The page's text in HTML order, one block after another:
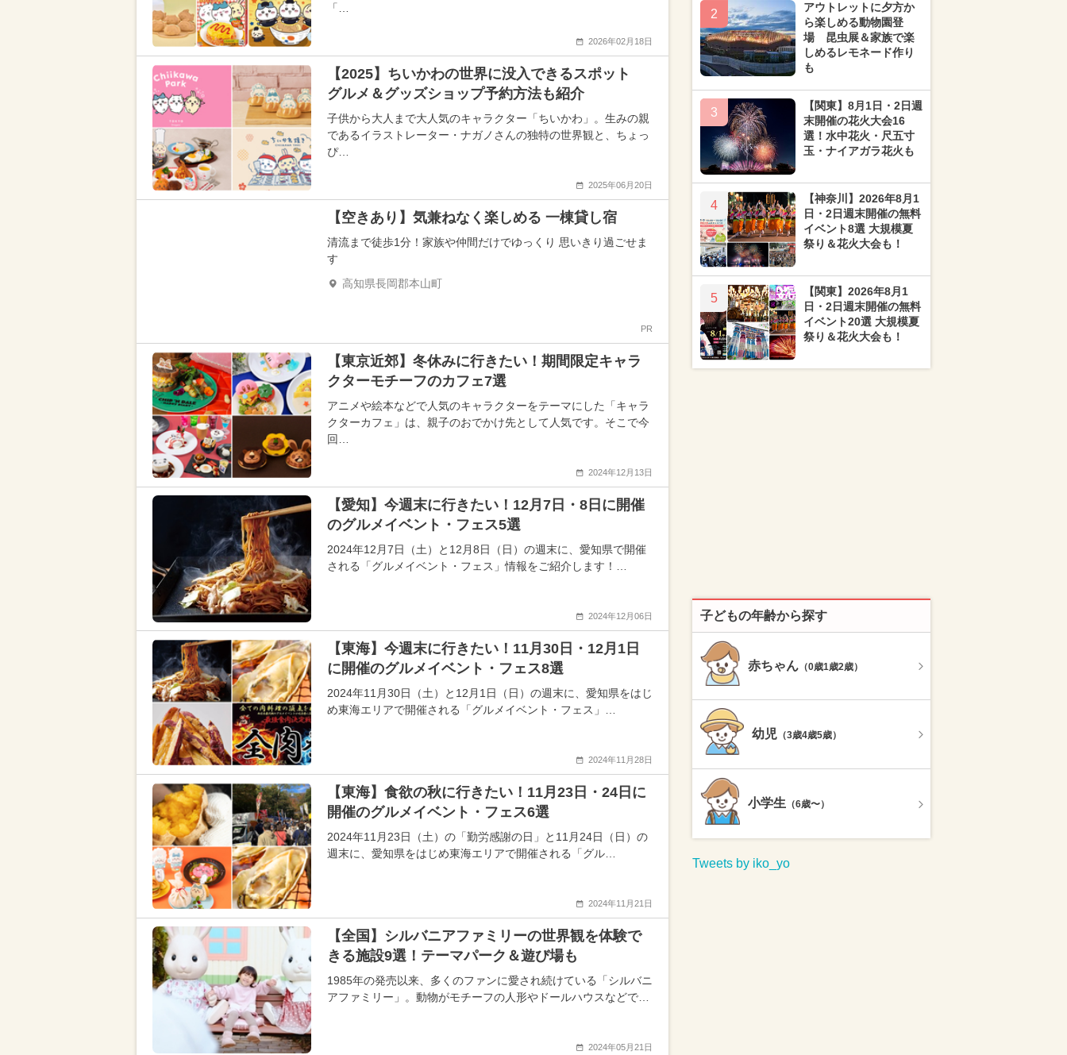
「…
2026年02月18日
【2025】ちいかわの世界に没入できるスポット
グルメ＆グッズショップ予約方法も紹介
子供から大人まで大人気のキャラクター「ちいかわ」。生みの親
であるイラストレーター・ナガノさんの独特の世界観と、ちょっ
ぴ…
2025年06月20日
【空きあり】気兼ねなく楽しめる 一棟貸し宿
清流まで徒歩1分！家族や仲間だけでゆっくり 思いきり過ごせま
す
高知県長岡郡本山町
PR
【東京近郊】冬休みに行きたい！期間限定キャラ
クターモチーフのカフェ7選
アニメや絵本などで人気のキャラクターをテーマにした「キャラ
クターカフェ」は、親子のおでかけ先として人気です。そこで今
回…
2024年12月13日
【愛知】今週末に行きたい！12月7日・8日に開催
のグルメイベント・フェス5選
2024年12月7日（土）と12月8日（日）の週末に、愛知県で開催
される「グルメイベント・フェス」情報をご紹介します！…
2024年12月06日
【東海】今週末に行きたい！11月30日・12月1日
に開催のグルメイベント・フェス8選
2024年11月30日（土）と12月1日（日）の週末に、愛知県をはじ
め東海エリアで開催される「グルメイベント・フェス」…
2024年11月28日
【東海】食欲の秋に行きたい！11月23日・24日に
開催のグルメイベント・フェス6選
2024年11月23日（土）の「勤労感謝の日」と11月24日（日）の
週末に、愛知県をはじめ東海エリアで開催される「グル…
2024年11月21日
【全国】シルバニアファミリーの世界観を体験で
きる施設9選！テーマパーク＆遊び場も
1985年の発売以来、多くのファンに愛され続けている「シルバニ
アファミリー」。動物がモチーフの人形やドールハウスなどで…
2024年05月21日
2
アウトレットに夕方か
ら楽しめる動物園登
場 昆虫展＆家族で楽
しめるレモネード作り
も
3
【関東】8月1日・2日週
末開催の花火大会16
選！水中花火・尺五寸
玉・ナイアガラ花火も
4
【神奈川】2026年8月1
日・2日週末開催の無料
イベント8選 大規模夏
祭り＆花火大会も！
5
【関東】2026年8月1
日・2日週末開催の無料
イベント20選 大規模夏
祭り＆花火大会も！
子どもの年齢から探す
赤ちゃん （0歳1歳2歳）
幼児 （3歳4歳5歳）
小学生 （6歳〜）
Tweets by iko_yo